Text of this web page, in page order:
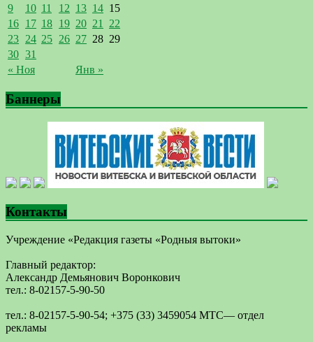
« Ноя Янв »
9
10 11 12 13 14 15
16 17 18 19 20 21 22
23 24 25 26 27 28 29
30 31
Баннеры
Контакты
Учреждение «Редакция газеты «Родныя вытоки»
Главный редактор:
Александр Демьянович Воронкович
тел.: 8-02157-5-90-50
тел.: 8-02157-5-90-54; +375 (33) 3459054 МТС— отдел
рекламы